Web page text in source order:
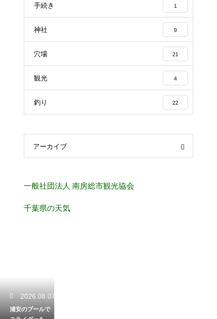
手続き 1
神社 9
穴場 21
観光 4
釣り 22
アーカイブ
一般社団法人 南房総市観光協会
千葉県の天気
2026.08.07
浦安のプールで